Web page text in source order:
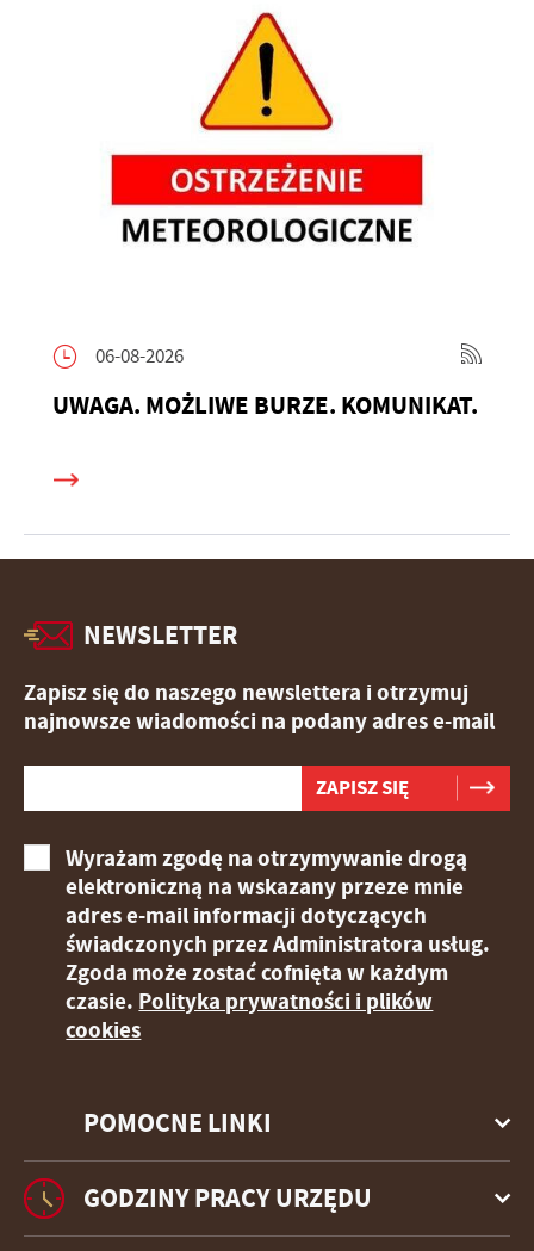
06-08-2026
UWAGA. MOŻLIWE BURZE. KOMUNIKAT.
POMOCNE LINKI
NEWSLETTER
Zapisz się do naszego newslettera i otrzymuj
najnowsze wiadomości na podany adres e-mail
Wyrażam zgodę na otrzymywanie drogą
elektroniczną na wskazany przeze mnie
adres e-mail informacji dotyczących
świadczonych przez Administratora usług.
Zgoda może zostać cofnięta w każdym
czasie. Polityka prywatności i plików
cookies
GODZINY PRACY URZĘDU